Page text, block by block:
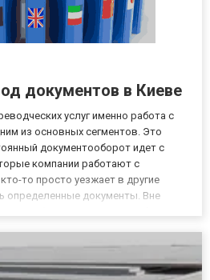
документов в Киеве
услуг именно работа с
из основных сегментов. Это
документооборот идет с
компании работают с
то просто уезжает в другие
определенные документы. Вне